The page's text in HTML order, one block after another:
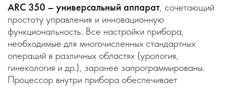
ARC 350 – универсальный аппарат, сочетающий
простоту управления и инновационную
функциональность. Все настройки прибора,
необходимые для многочисленных стандартных
операций в различных областях (урология,
гинекология и др.), заранее запрограммированы.
Процессор внутри прибора обеспечивает